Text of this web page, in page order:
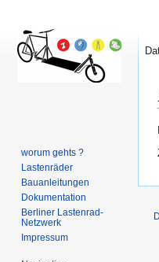
worum gehts ?
Lastenräder
Bauanleitungen
Dokumentation
Berliner Lastenrad-
Netzwerk
Impressum